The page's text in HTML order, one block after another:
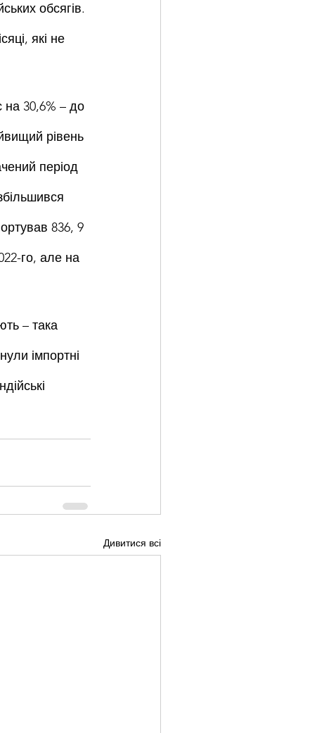
обсягів.
які не
на 30,6% – до
рівень
період
836, 9
го, але на
– така
імпортні
Дивитися всі